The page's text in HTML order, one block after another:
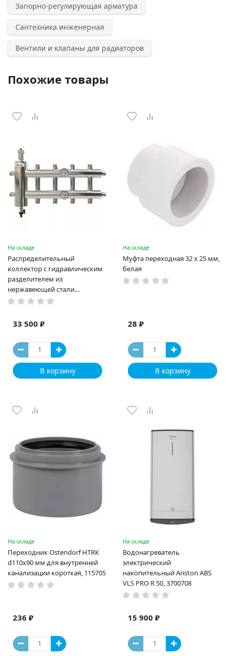
Запорно-регулирующая арматура
Сантехника инженерная
Вентили и клапаны для радиаторов
Похожие товары
На складе
Распределительный
коллектор с гидравлическим
разделителем из
нержавеющей стали
ПроксиТерм CLASSIC GSK 32-5
33 500 ₽
В корзину
На складе
Муфта переходная 32 х 25 мм,
белая
28 ₽
В корзину
На складе
Переходник Ostendorf HTRК
d110х90 мм для внутренней
канализации короткая, 115705
236 ₽
На складе
Водонагреватель
электрический
накопительный Ariston ABS
VLS PRO R 50, 3700708
15 900 ₽